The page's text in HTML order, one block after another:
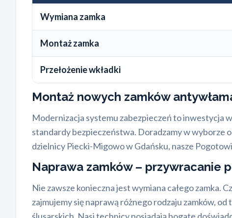
Wymiana zamka
Montaż zamka
Przełożenie wkładki
Montaż nowych zamków
Modernizacja systemu zabezpieczeń to inwestycja
standardy bezpieczeństwa. Doradzamy w wyborze
dzielnicy Piecki-Migowo w Gdańsku, nasze
Naprawa zamków – przywracanie
Nie zawsze konieczna jest wymiana całego zamka.
zajmujemy się naprawą różnego rodzaju zamków,